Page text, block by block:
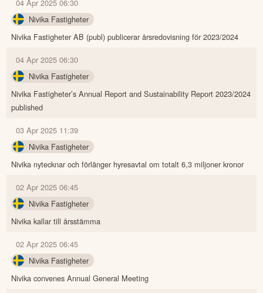
04 Apr 2025 06:30
Nivika Fastigheter
Nivika Fastigheter AB (publ) publicerar årsredovisning för 2023/2024
04 Apr 2025 06:30
Nivika Fastigheter
Nivika Fastigheter’s Annual Report and Sustainability Report 2023/2024
published
03 Apr 2025 11:39
Nivika Fastigheter
Nivika nytecknar och förlänger hyresavtal om totalt 6,3 miljoner kronor
02 Apr 2025 06:45
Nivika Fastigheter
Nivika kallar till årsstämma
02 Apr 2025 06:45
Nivika Fastigheter
Nivika convenes Annual General Meeting